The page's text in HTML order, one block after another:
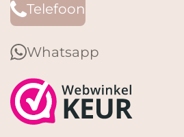
Telefoon
Whatsapp